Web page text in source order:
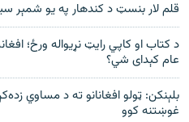
قلم لار بنسټ د کندهار په يو
د کتاب او کاپي رایټ نړیواله ورځ؛
عام کېدای شي؟
بلېنکن: ټولو افغانانو ته د مساوي
غوښتنه کوو